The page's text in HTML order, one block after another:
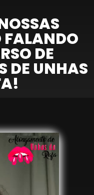
FALANDO
DE
DE UNHAS